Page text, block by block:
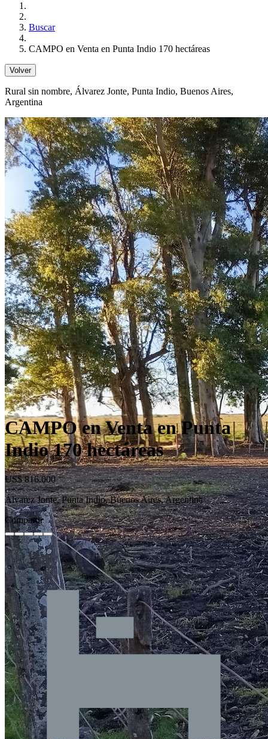
Buscar
CAMPO en Venta en Punta Indio 170 hectáreas
Volver
Rural sin nombre, Álvarez Jonte, Punta Indio, Buenos Aires,
Argentina
CAMPO en Venta en Punta
Indio 170 hectáreas
US$ 816.000
Álvarez Jonte, Punta Indio, Buenos Aires, Argentina
Compartir